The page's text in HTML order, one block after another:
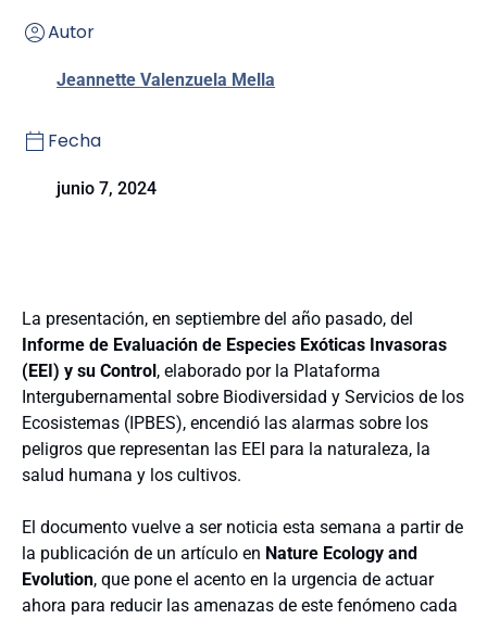
Autor
Jeannette Valenzuela Mella
Fecha
junio 7, 2024
La presentación, en septiembre del año pasado, del
Informe de Evaluación de Especies Exóticas Invasoras
(EEI) y su Control, elaborado por la Plataforma
Intergubernamental sobre Biodiversidad y Servicios de los
Ecosistemas (IPBES), encendió las alarmas sobre los
peligros que representan las EEI para la naturaleza, la
salud humana y los cultivos.
El documento vuelve a ser noticia esta semana a partir de
la publicación de un artículo en Nature Ecology and
Evolution, que pone el acento en la urgencia de actuar
ahora para reducir las amenazas de este fenómeno cada